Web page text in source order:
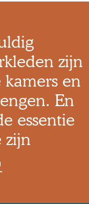
zijn
en
En
essentie
zijn